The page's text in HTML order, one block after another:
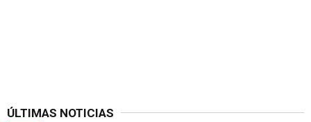
ÚLTIMAS NOTICIAS